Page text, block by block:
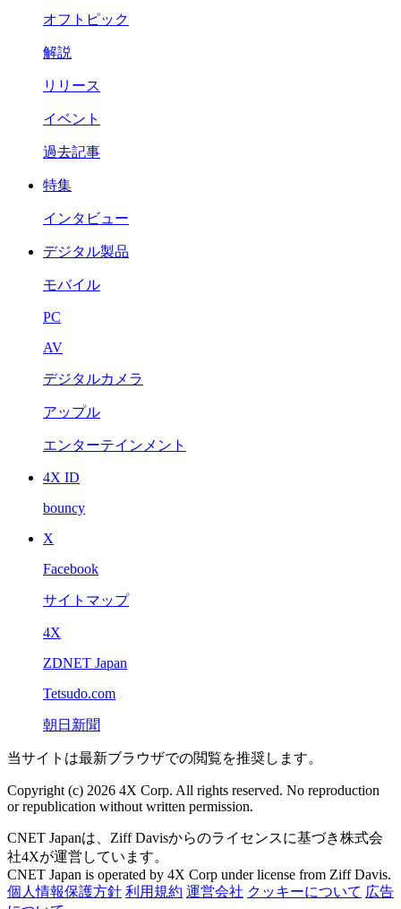
オフトピック
解説
リリース
イベント
過去記事
特集
インタビュー
デジタル製品
モバイル
PC
AV
デジタルカメラ
アップル
エンターテインメント
4X ID
bouncy
X
Facebook
サイトマップ
4X
ZDNET Japan
Tetsudo.com
朝日新聞
当サイトは最新ブラウザでの閲覧を推奨します。
Copyright (c) 2026 4X Corp. All rights reserved. No reproduction
or republication without written permission.
CNET Japanは、Ziff Davisからのライセンスに基づき株式会
社4Xが運営しています。
CNET Japan is operated by 4X Corp under license from Ziff Davis.
個人情報保護方針 利用規約 運営会社 クッキーについて 広告